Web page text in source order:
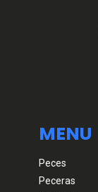
MENU
Peces
Peceras